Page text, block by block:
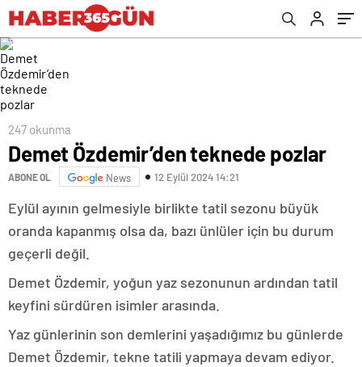
247 okunma
Demet Özdemir’den teknede pozlar
ABONE OL News 12 Eylül 2024 14:21
Eylül ayının gelmesiyle birlikte tatil sezonu büyük
oranda kapanmış olsa da, bazı ünlüler için bu durum
geçerli değil.
Demet Özdemir, yoğun yaz sezonunun ardından tatil
keyfini sürdüren isimler arasında.
Yaz günlerinin son demlerini yaşadığımız bu günlerde
Demet Özdemir, tekne tatili yapmaya devam ediyor.